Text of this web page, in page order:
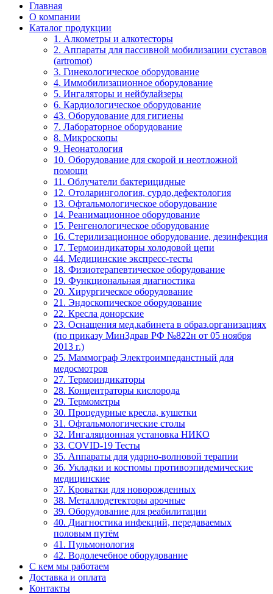
Главная
О компании
Каталог продукции
1. Алкометры и алкотесторы
2. Аппараты для пассивной мобилизации суставов
(artromot)
3. Гинекологическое оборудование
4. Иммобилизационное оборудование
5. Ингаляторы и нейбулайзеры
6. Кардиологическое оборудование
43. Оборудование для гигиены
7. Лабораторное оборудование
8. Микроскопы
9. Неонатология
10. Оборудование для скорой и неотложной
помощи
11. Облучатели бактерицидные
12. Отоларингология, сурдо,дефектология
13. Офтальмологическое оборудование
14. Реанимационное оборудование
15. Ренгенологическое оборудование
16. Стерилизационное оборудование, дезинфекция
17. Термоиндикаторы холодовой цепи
44. Медицинские экспресс-тесты
18. Физиотерапевтическое оборудование
19. Функциональная диагностика
20. Хирургическое оборудование
21. Эндоскопическое оборудование
22. Кресла донорские
23. Оснащения мед.кабинета в образ.организациях
(по приказу МинЗдрав РФ №822н от 05 ноября
2013 г.)
25. Маммограф Электроимпеданстный для
медосмотров
27. Термоиндикаторы
28. Концентраторы кислорода
29. Термометры
30. Процедурные кресла, кушетки
31. Офтальмологические столы
32. Ингаляционная установка НИКО
33. COVID-19 Тесты
35. Аппараты для ударно-волновой терапии
36. Укладки и костюмы противоэпидемические
медицинские
37. Кроватки для новорожденных
38. Металлодетекторы арочные
39. Оборудование для реабилитации
40. Диагностика инфекций, передаваемых
половым путём
41. Пульмонология
42. Водолечебное оборудование
С кем мы работаем
Доставка и оплата
Контакты